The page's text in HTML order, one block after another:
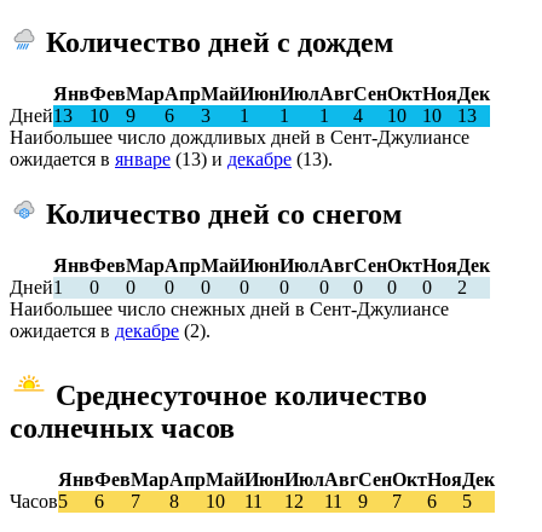
Количество дней с дождем
ЯнвФевМарАпрМайИюнИюлАвгСенОктНояДек
Дней13 10 9 6 3 1 1 1 4 10 10
13
Наибольшее число дождливых дней в Сент-Джулиансе
ожидается в январе (13) и декабре (13).
Количество дней со снегом
ЯнвФевМарАпрМайИюнИюлАвгСенОктНояДек
Дней1 0 0 0 0 0 0 0 0 0 0
2
Наибольшее число снежных дней в Сент-Джулиансе
ожидается в декабре (2).
Среднесуточное количество
солнечных часов
ЯнвФевМарАпрМайИюнИюлАвгСенОктНояДек
Часов5 6 7 8 10 11 12 11 9 7 6 5